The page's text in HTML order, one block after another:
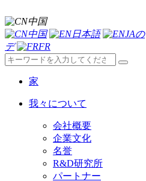
中国
中国
日本語 JAの
デ
FR
家
我々について
会社概要
企業文化
名誉
R&D研究所
パートナー